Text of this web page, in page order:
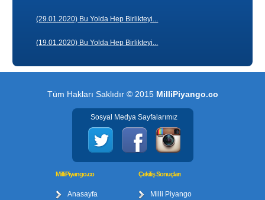
(29.01.2020) Bu Yolda Hep Birlikteyi...
(19.01.2020) Bu Yolda Hep Birlikteyi...
Tüm Hakları Saklıdır © 2015 MilliPiyango.co
Sosyal Medya Sayfalarımız
MilliPiyango.co
Anasayfa
Çekiliş Sonuçları
Milli Piyango